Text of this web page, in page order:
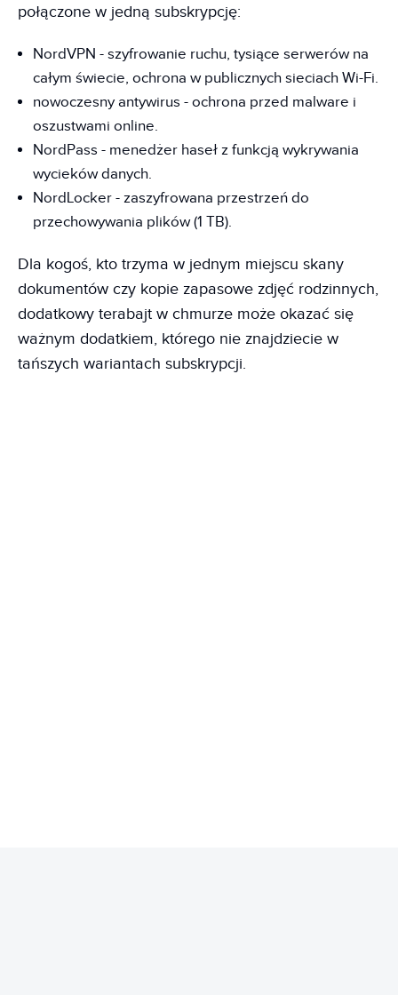
połączone w jedną subskrypcję:
NordVPN - szyfrowanie ruchu, tysiące serwerów na
całym świecie, ochrona w publicznych sieciach Wi-Fi.
nowoczesny antywirus - ochrona przed malware i
oszustwami online.
NordPass - menedżer haseł z funkcją wykrywania
wycieków danych.
NordLocker - zaszyfrowana przestrzeń do
przechowywania plików (1 TB).
Dla kogoś, kto trzyma w jednym miejscu skany
dokumentów czy kopie zapasowe zdjęć rodzinnych,
dodatkowy terabajt w chmurze może okazać się
ważnym dodatkiem, którego nie znajdziecie w
tańszych wariantach subskrypcji.